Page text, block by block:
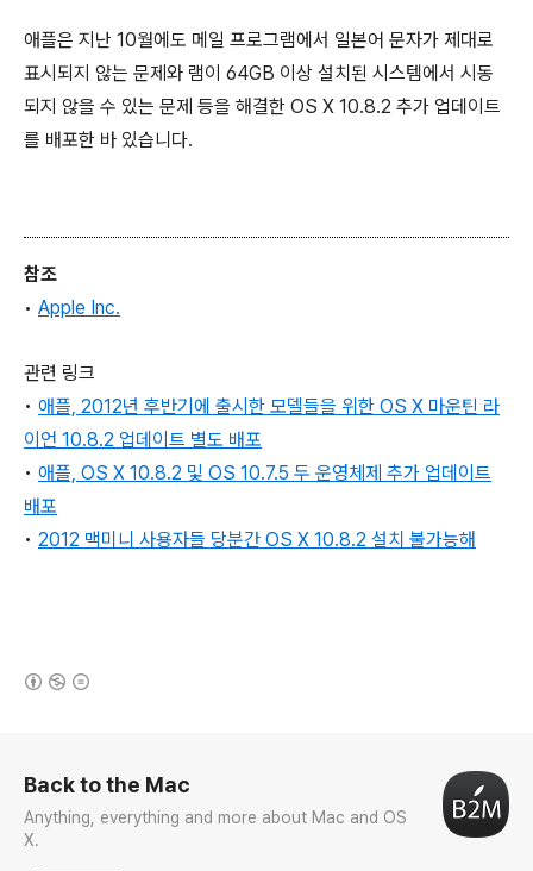
애플은 지난 10월에도 메일 프로그램에서 일본어 문자가 제대로
표시되지 않는 문제와 램이 64GB 이상 설치된 시스템에서 시동
되지 않을 수 있는 문제 등을 해결한 OS X 10.8.2 추가 업데이트
를 배포한 바 있습니다.
참조
• Apple Inc.
관련 링크
• 애플, 2012년 후반기에 출시한 모델들을 위한 OS X 마운틴 라
이언 10.8.2 업데이트 별도 배포
• 애플, OS X 10.8.2 및 OS 10.7.5 두 운영체제 추가 업데이트
배포
• 2012 맥미니 사용자들 당분간 OS X 10.8.2 설치 불가능해
Back to the Mac
Anything, everything and more about Mac and OS
X.